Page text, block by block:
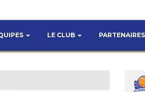
LE CLUB PARTENAIRES